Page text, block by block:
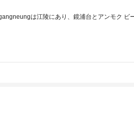
は江陵にあり、鏡浦台とアンモク